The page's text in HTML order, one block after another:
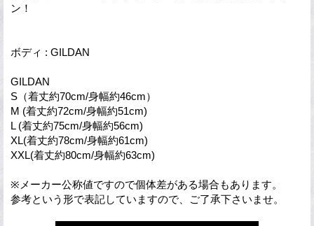
ン！
ボディ : GILDAN
GILDAN
S（着丈約70cm/身幅約46cm）
M (着丈約72cm/身幅約51cm)
L (着丈約75cm/身幅約56cm)
XL(着丈約78cm/身幅約61cm)
XXL(着丈約80cm/身幅約63cm)
※メーカー公称値ですので個体差がある場合もあります。
参考という形で表記していますので、ご了承下さいませ。